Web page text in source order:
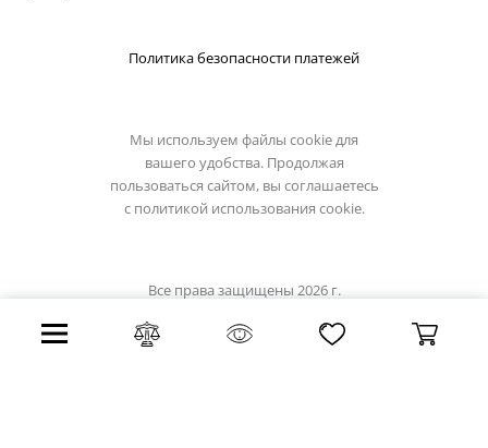
Политика безопасности платежей
Мы используем файлы cookie для
вашего удобства. Продолжая
пользоваться сайтом, вы соглашаетесь
с политикой использования cookie.
Все права защищены 2026 г.